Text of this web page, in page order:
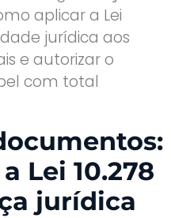
aplicar a Lei
jurídica aos
e autorizar o
com total
Lei 10.278
jurídica